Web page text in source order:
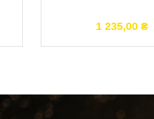
1 235,00 ₴